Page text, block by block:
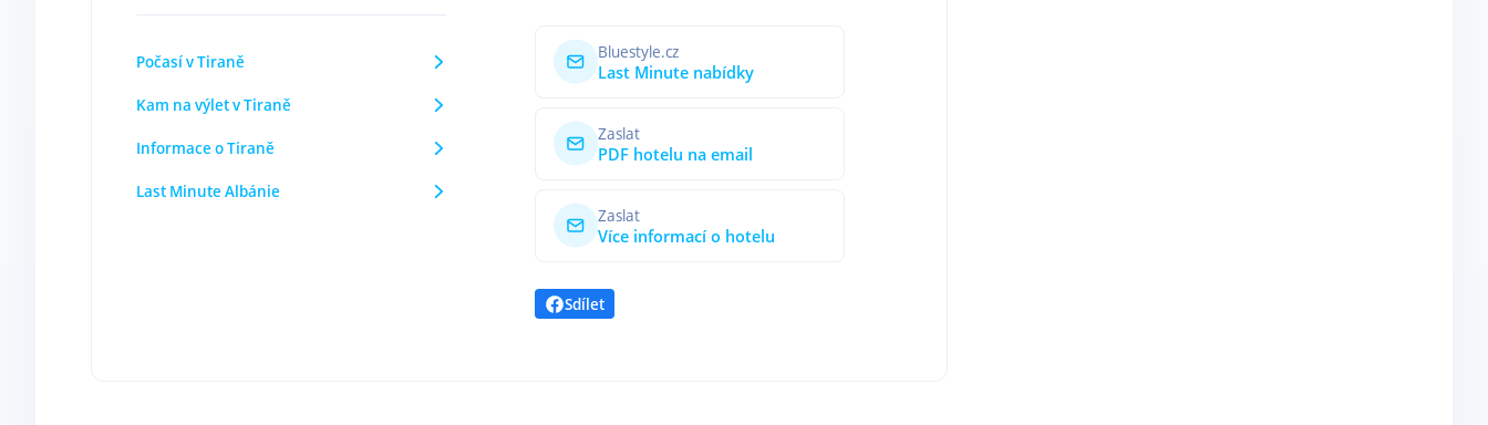
Počasí v Tiraně
Kam na výlet v Tiraně
Informace o Tiraně
Last Minute Albánie
Bluestyle.cz
Last Minute nabídky
Zaslat
PDF hotelu na email
Zaslat
Více informací o hotelu
Sdílet